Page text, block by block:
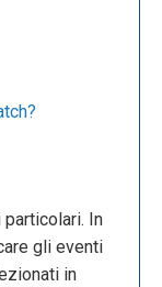
particolari. In
gli eventi
in